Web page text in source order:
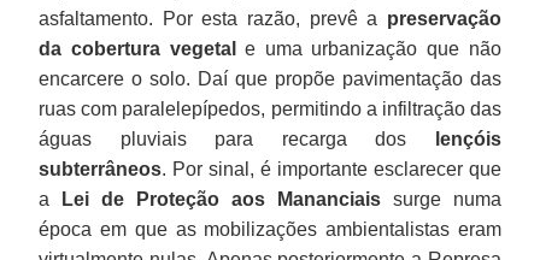
asfaltamento. Por esta razão, prevê a preservação
da cobertura vegetal
e uma urbanização que não
encarcere o solo. Daí que propõe pavimentação das
ruas com paralelepípedos, permitindo a infiltração das
águas pluviais para recarga dos
lençóis
subterrâneos. Por sinal, é importante esclarecer que
a
Lei de Proteção aos Mananciaissurge numa
época em que as mobilizações ambientalistas eram